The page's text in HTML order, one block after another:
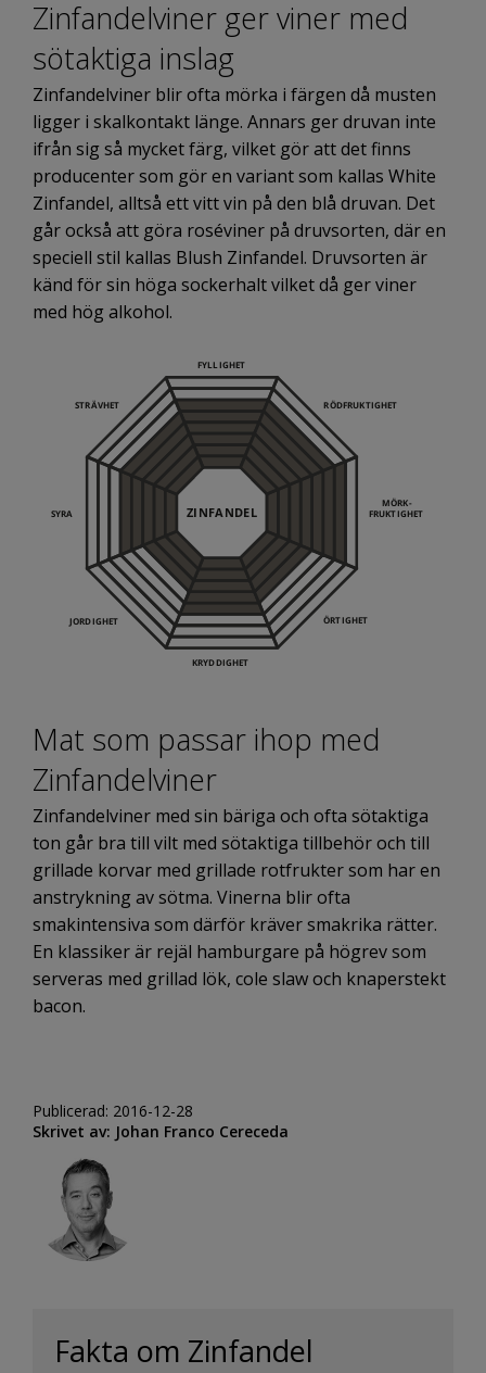
Zinfandelviner ger viner med
sötaktiga inslag
Zinfandelviner blir ofta mörka i färgen då musten
ligger i skalkontakt länge. Annars ger druvan inte
ifrån sig så mycket färg, vilket gör att det finns
producenter som gör en variant som kallas White
Zinfandel, alltså ett vitt vin på den blå druvan. Det
går också att göra roséviner på druvsorten, där en
speciell stil kallas Blush Zinfandel. Druvsorten är
känd för sin höga sockerhalt vilket då ger viner
med hög alkohol.
Mat som passar ihop med
Zinfandelviner
Zinfandelviner med sin bäriga och ofta sötaktiga
ton går bra till vilt med sötaktiga tillbehör och till
grillade korvar med grillade rotfrukter som har en
anstrykning av sötma. Vinerna blir ofta
smakintensiva som därför kräver smakrika rätter.
En klassiker är rejäl hamburgare på högrev som
serveras med grillad lök, cole slaw och knaperstekt
bacon.
Publicerad: 2016-12-28
Skrivet av: Johan Franco Cereceda
Fakta om Zinfandel